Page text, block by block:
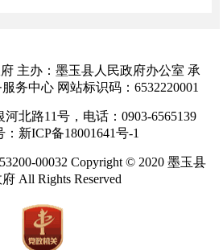
业高质量发展与水生
和成效
织领导，落实工作职
牵头抓总，将法治建
规划，建立
子成员、各岗位具体落
主办：墨玉县人民政府办公室 承
务中心 网站标识码：6532220001
北路11号，电话：0903-6565139
：新ICP备18001641号-1
00032 Copyright © 2020 墨玉县
All Rights Reserved